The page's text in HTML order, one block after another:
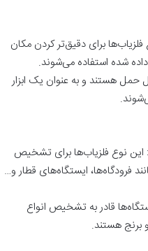
برای دقیق‌تر کردن مکان
شده استفاده می‌شوند.
هستند و به عنوان یک ابزار
این نوع فلزیاب‌ها برای تشخیص
فرودگاه‌ها، ایستگاه‌های قطار و…
قادر به تشخیص انواع
برنج هستند.